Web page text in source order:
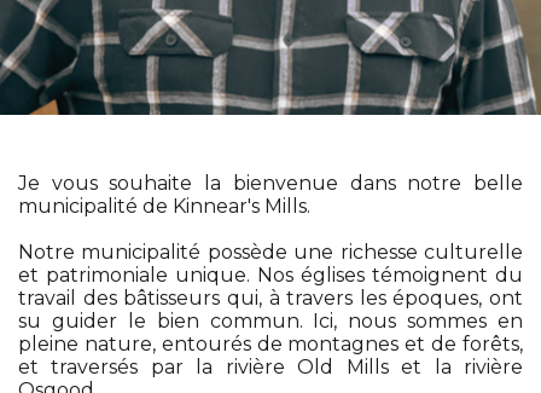
Je vous souhaite la bienvenue dans notre belle
municipalité de Kinnear's Mills.
Notre municipalité possède une richesse culturelle
et patrimoniale unique. Nos églises témoignent du
travail des bâtisseurs qui, à travers les époques, ont
su guider le bien commun. Ici, nous sommes en
pleine nature, entourés de montagnes et de forêts,
et traversés par la rivière Old Mills et la rivière